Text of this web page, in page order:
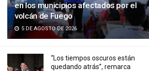
en los municipios afectados por el
volcán de Fuego
5 DE AGOSTO DE 2026
“Los tiempos oscuros están
quedando atrás”, remarca